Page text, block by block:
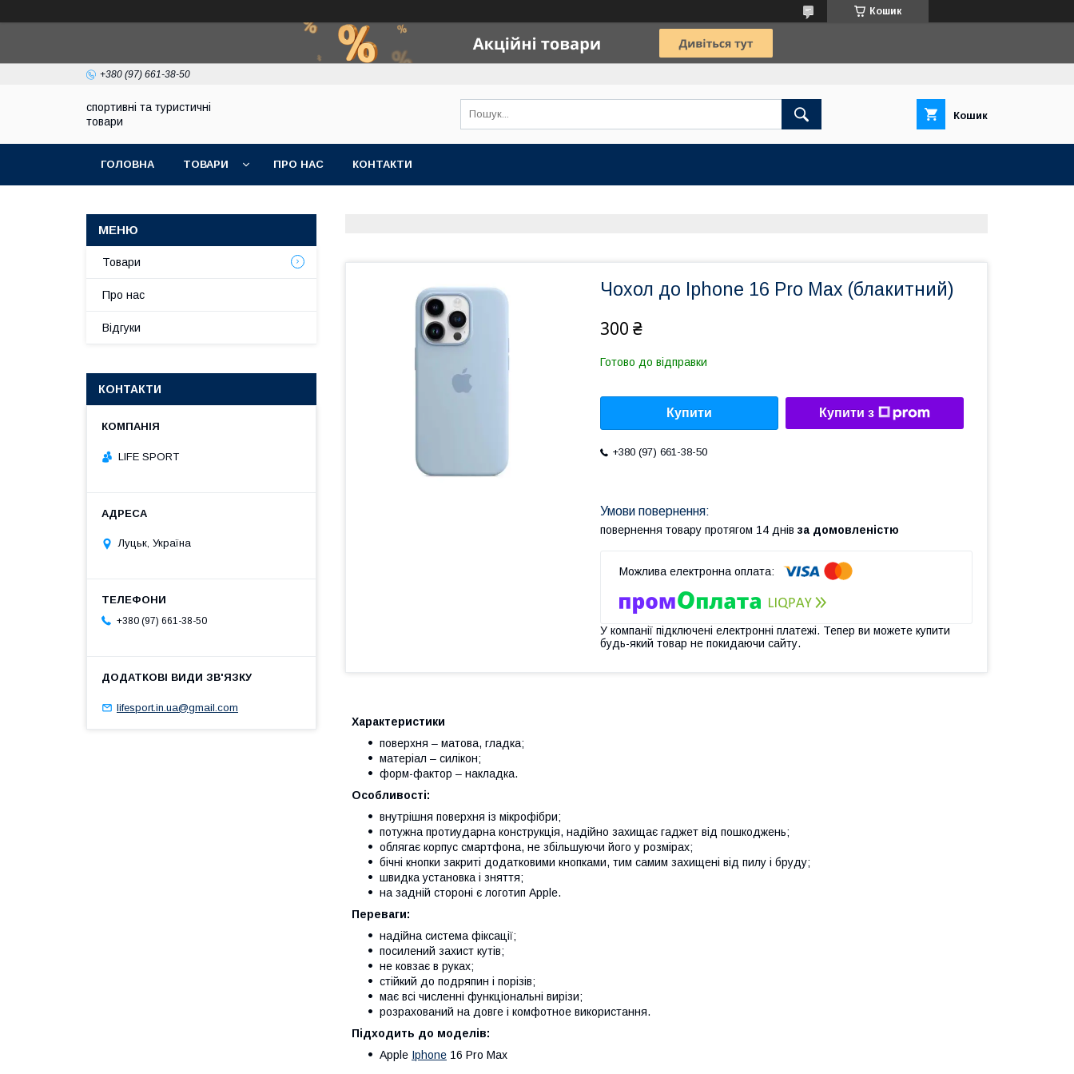
Кошик
+380 (97) 661-38-50
спортивні та туристичні
товари
Кошик
ГОЛОВНА ТОВАРИ ПРО НАС КОНТАКТИ
Чохол до Iphone 16 Pro Max (блакитний)
300 ₴
Готово до відправки
Купити Купити з
+380 (97) 661-38-50
повернення товару протягом 14 днів за домовленістю
У компанії підключені електронні платежі. Тепер ви можете купити
будь-який товар не покидаючи сайту.
Характеристики
поверхня – матова, гладка;
матеріал – силікон;
форм-фактор – накладка.
Особливості:
внутрішня поверхня із мікрофібри;
потужна протиударна конструкція, надійно захищає гаджет від пошкоджень;
облягає корпус смартфона, не збільшуючи його у розмірах;
бічні кнопки закриті додатковими кнопками, тим самим захищені від пилу і бруду;
швидка установка і зняття;
на задній стороні є логотип Apple.
Переваги:
надійна система фіксації;
посилений захист кутів;
не ковзає в руках;
стійкий до подряпин і порізів;
має всі численні функціональні вирізи;
розрахований на довге і комфотное використання.
Підходить до моделів:
Apple Iphone 16 Pro Max
Товари
Про нас
Відгуки
КОНТАКТИ
LIFE SPORT
Луцьк, Україна
+380 (97) 661-38-50
lifesport.in.ua@gmail.com